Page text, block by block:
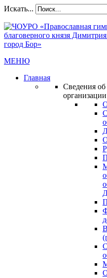
Искать...
МЕНЮ
Главная
Сведения об
организации